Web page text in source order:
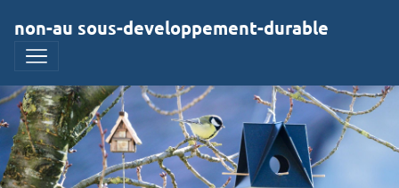
non-au sous-developpement-durable